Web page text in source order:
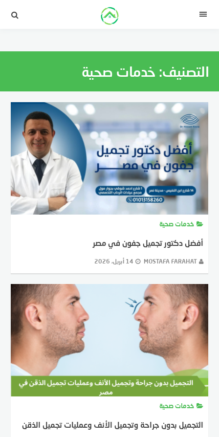
القائمة
التصنيف: خدمات صحية
خدمات صحية
أفضل دكتور تجميل جفون في مصر
MOSTAFA FARAHAT 14 أبريل، 2026
خدمات صحية
التجميل بدون جراحة وتجميل الأنف وعمليات تجميل الذقن